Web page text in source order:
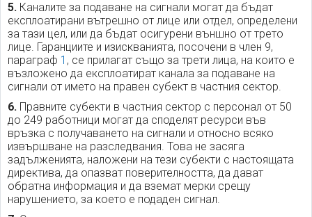
5. Каналите за подаване на сигнали могат да бъдат
експлоатирани вътрешно от лице или отдел, определени
за тази цел, или да бъдат осигурени външно от трето
лице. Гаранциите и изискванията, посочени в член 9,
параграф 1 , се прилагат също за трети лица, на които е
възложено да експлоатират канала за подаване на
сигнали от името на правен субект в частния сектор.
6. Правните субекти в частния сектор с персонал от 50
до 249 работници могат да споделят ресурси във
връзка с получаването на сигнали и относно всяко
извършване на разследвания. Това не засяга
задълженията, наложени на тези субекти с настоящата
директива, да опазват поверителността, да дават
обратна информация и да вземат мерки срещу
нарушението, за което е подаден сигнал.